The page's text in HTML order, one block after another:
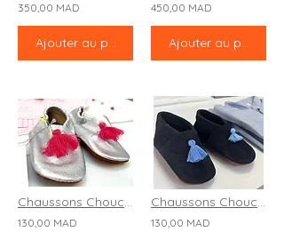
350,00 MAD
Ajouter au panier
450,00 MAD
Ajouter au panier
Chaussons Chouchettes "Starlette"
130,00 MAD
Chaussons Chouchettes "Essaouira"
130,00 MAD